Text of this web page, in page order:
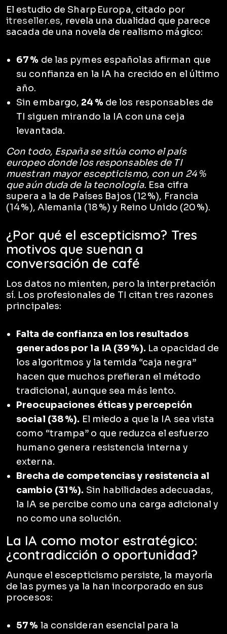
El estudio de Sharp Europa, citado por
itreseller.es, revela una dualidad que parece
sacada de una novela de realismo mágico:
67 % de las pymes españolas afirman que
su confianza en la IA ha crecido en el último
año.
Sin embargo, 24 % de los responsables de
TI siguen mirando la IA con una ceja
levantada.
Con todo, España se sitúa como el país
europeo donde los responsables de TI
muestran mayor escepticismo, con un 24 %
que aún duda de la tecnología. Esa cifra
supera a la de Países Bajos (12 %), Francia
(14 %), Alemania (18 %) y Reino Unido (20 %).
¿Por qué el escepticismo? Tres
motivos que suenan a
conversación de café
Los datos no mienten, pero la interpretación
sí. Los profesionales de TI citan tres razones
principales:
Falta de confianza en los resultados
generados por la IA (39 %). La opacidad de
los algoritmos y la temida “caja negra”
hacen que muchos prefieran el método
tradicional, aunque sea más lento.
Preocupaciones éticas y percepción
social (38 %). El miedo a que la IA sea vista
como “trampa” o que reduzca el esfuerzo
humano genera resistencia interna y
externa.
Brecha de competencias y resistencia al
cambio (31 %). Sin habilidades adecuadas,
la IA se percibe como una carga adicional y
no como una solución.
La IA como motor estratégico:
¿contradicción o oportunidad?
Aunque el escepticismo persiste, la mayoría
de las pymes ya la han incorporado en sus
procesos:
57 % la consideran esencial para la